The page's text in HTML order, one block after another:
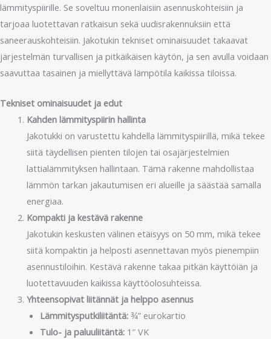
lämmityspiirille. Se soveltuu monenlaisiin asennuskohteisiin ja
tarjoaa luotettavan ratkaisun sekä uudisrakennuksiin että
saneerauskohteisiin. Jakotukin tekniset ominaisuudet takaavat
järjestelmän turvallisen ja pitkäikäisen käytön, ja sen avulla voidaan
saavuttaa tasainen ja miellyttävä lämpötila kaikissa tiloissa.
Tekniset ominaisuudet ja edut
Kahden lämmityspiirin hallinta
Jakotukki on varustettu kahdella lämmityspiirillä, mikä tekee
siitä täydellisen pienten tilojen tai osajärjestelmien
lattialämmityksen hallintaan. Tämä rakenne mahdollistaa
lämmön tarkan jakautumisen eri alueille ja säästää samalla
energiaa.
Kompakti ja kestävä rakenne
Jakotukin keskusten välinen etäisyys on 50 mm, mikä tekee
siitä kompaktin ja helposti asennettavan myös pienempiin
asennustiloihin. Kestävä rakenne takaa pitkän käyttöiän ja
luotettavuuden kaikissa käyttöolosuhteissa.
Yhteensopivat liitännät ja helppo asennus
Lämmitysputkiliitäntä:¾” eurokartio
Tulo- ja paluuliitäntä:1″ VK